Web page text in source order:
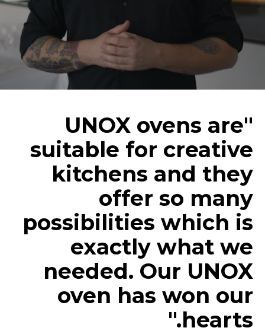
"UNOX ovens are
suitable for creative
kitchens and they
offer so many
possibilities which is
exactly what we
needed. Our UNOX
oven has won our
hearts."